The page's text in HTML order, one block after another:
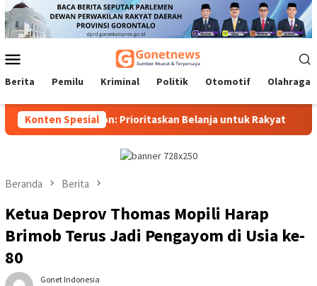
Loncat
ke
konten
Mobile
Berita Pemilu Kriminal Politik Otomotif Olahraga
Konten Spesial
Mikson: Prioritaskan Belanja untuk Rakyat Pokir
Beranda Berita
Ketua Deprov Thomas Mopili Harap
Brimob Terus Jadi Pengayom di Usia ke-
80
Gonet Indonesia